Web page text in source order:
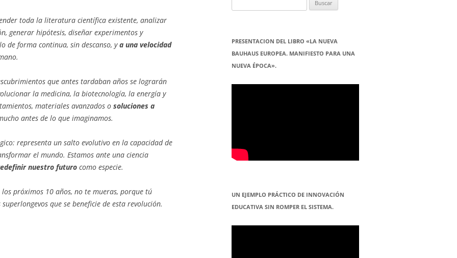
toda la literatura científica existente, analizar
generar hipótesis, diseñar experimentos y
de forma continua, sin descanso, ya una velocidad
que antes tardaban años se lograrán
la medicina, la biotecnología, la energía y
materiales avanzados o soluciones a
antes de lo que imaginamos.
representa un salto evolutivo en la capacidad de
el mundo. Estamos ante una ciencia
nuestro futuro como especie.
próximos 10 años, no te mueras, porque tú
que se beneficie de esta revolución.
PRESENTACION DEL LIBRO «LA NUEVA
BAUHAUS EUROPEA. MANIFIESTO PARA UNA
NUEVA ÉPOCA».
UN EJEMPLO PRÁCTICO DE INNOVACIÓN
EDUCATIVA SIN ROMPER EL SISTEMA.